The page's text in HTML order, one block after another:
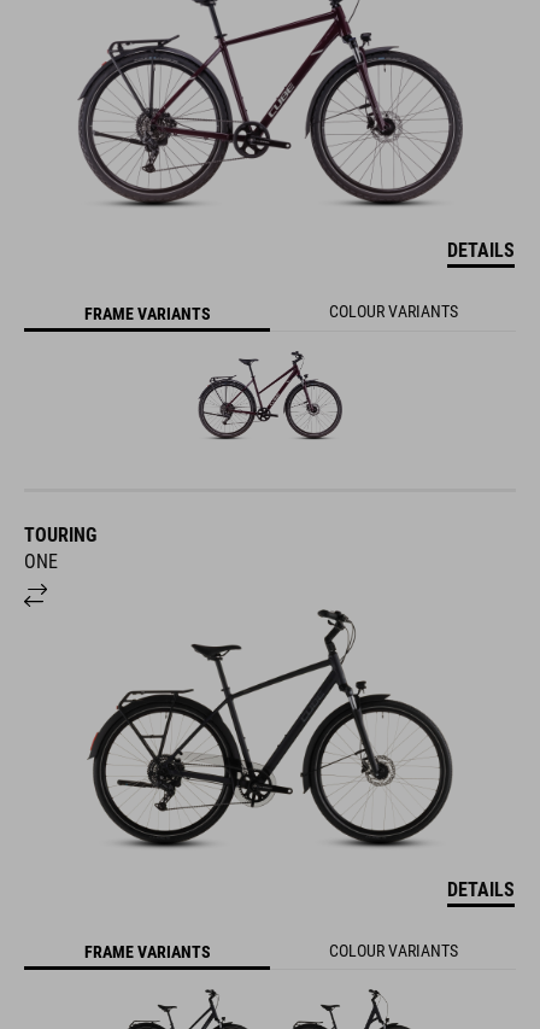
DETAILS
FRAME VARIANTS COLOUR VARIANTS
TOURING
ONE
DETAILS
FRAME VARIANTS COLOUR VARIANTS